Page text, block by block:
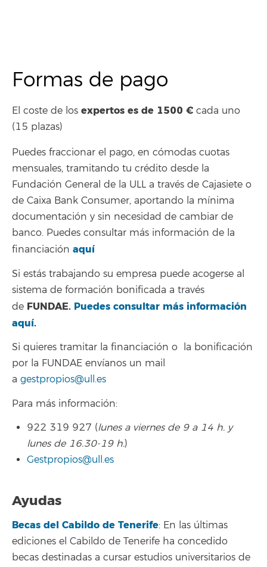
Formas de pago
El coste de los expertos es de 1500 € cada uno
(15 plazas)
Puedes fraccionar el pago, en cómodas cuotas
mensuales, tramitando tu crédito desde la
Fundación General de la ULL a través de Cajasiete o
de Caixa Bank Consumer, aportando la mínima
documentación y sin necesidad de cambiar de
banco. Puedes consultar más información de la
financiación aquí
Si estás trabajando su empresa puede acogerse al
sistema de formación bonificada a través
de FUNDAE. Puedes consultar más información
aquí.
Si quieres tramitar la financiación o la bonificación
por la FUNDAE envíanos un mail
a gestpropios@ull.es
Para más información:
922 319 927 (lunes a viernes de 9 a 14 h. y
lunes de 16.30-19 h.)
Gestpropios@ull.es
Ayudas
Becas del Cabildo de Tenerife: En las últimas
ediciones el Cabildo de Tenerife ha concedido
becas destinadas a cursar estudios universitarios de